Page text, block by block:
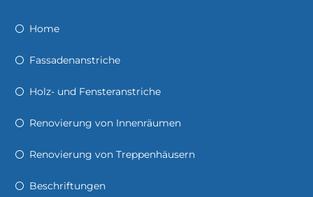
Home
Fassadenanstriche
Holz- und Fensteranstriche
Renovierung von Innenräumen
Renovierung von Treppenhäusern
Beschriftungen